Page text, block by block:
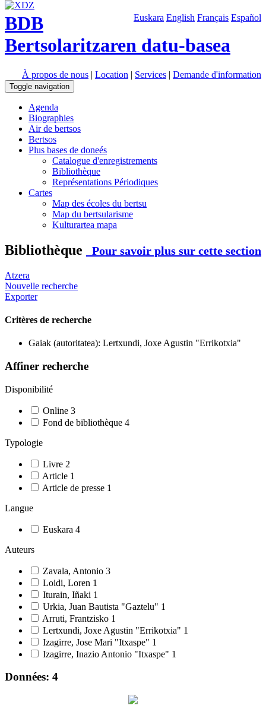
Euskara English Français Español
BDB
Bertsolaritzaren datu-basea
À propos de nous | Location | Services | Demande d'information
Toggle navigation
Agenda
Biographies
Air de bertsos
Bertsos
Plus bases de doneés
Catalogue d'enregistrements
Bibliothèque
Représentations Périodiques
Cartes
Map des écoles du bertsu
Map du bertsularisme
Kulturartea mapa
Bibliothèque Pour savoir plus sur cette section
Atzera
Nouvelle recherche
Exporter
Critères de recherche
Gaiak (autoritatea): Lertxundi, Joxe Agustin "Errikotxia"
Affiner recherche
Disponibilité
Online 3
Fond de bibliothèque 4
Typologie
Livre 2
Article 1
Article de presse 1
Langue
Euskara 4
Auteurs
Zavala, Antonio 3
Loidi, Loren 1
Iturain, Iñaki 1
Urkia, Juan Bautista "Gaztelu" 1
Arruti, Frantzisko 1
Lertxundi, Joxe Agustin "Errikotxia" 1
Izagirre, Jose Mari "Itxaspe" 1
Izagirre, Inazio Antonio "Itxaspe" 1
Données: 4